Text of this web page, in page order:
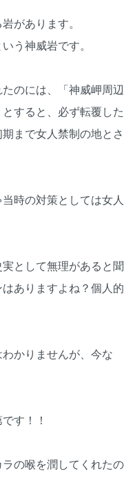
があります。
う神威岩です。
のには、「神威岬周辺
すると、必ず転覆した
まで女人禁制の地とさ
時の対策としては女人
として無理があると聞
ありますよね？個人的
かりませんが、今な
す！！
の喉を潤してくれたの